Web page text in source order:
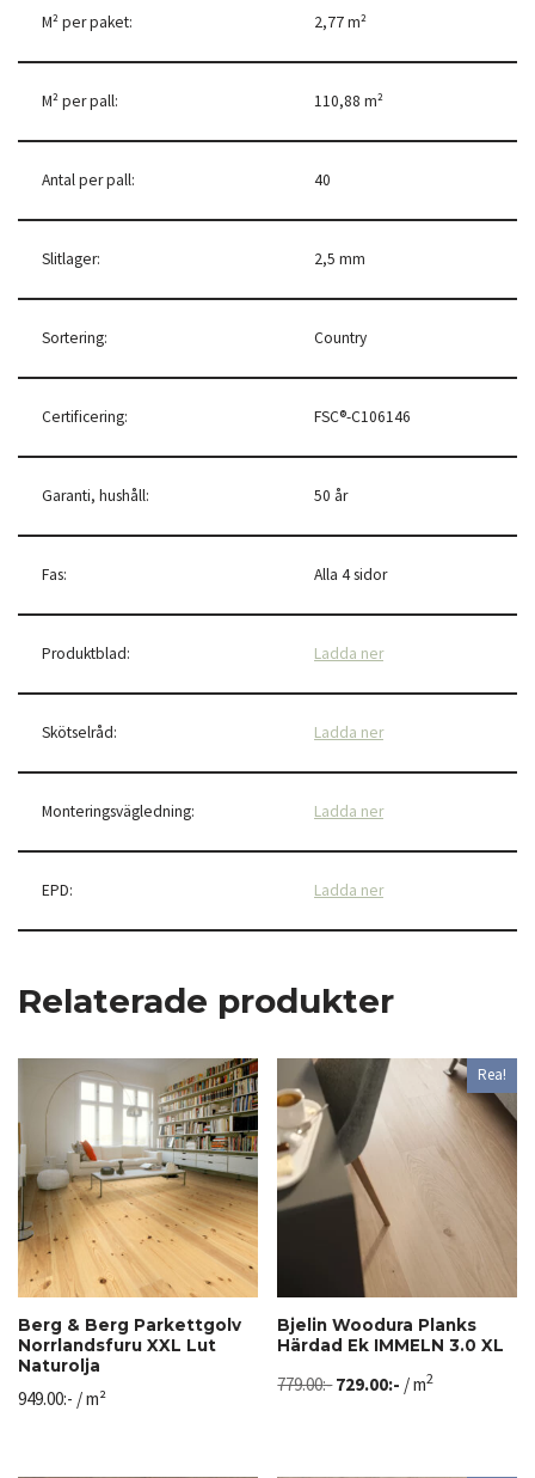
M² per paket: 2,77 m²
M² per pall: 110,88 m²
Antal per pall: 40
Slitlager: 2,5 mm
Sortering: Country
Certificering: FSC®-C106146
Garanti, hushåll: 50 år
Fas: Alla 4 sidor
Produktblad: Ladda ner
Skötselråd: Ladda ner
Monteringsvägledning: Ladda ner
EPD: Ladda ner
Relaterade produkter
Berg & Berg Parkettgolv
Norrlandsfuru XXL Lut
Naturolja
949.00:- / m²
Rea!
Bjelin Woodura Planks
Härdad Ek IMMELN 3.0 XL
779.00:-729.00:- / m2